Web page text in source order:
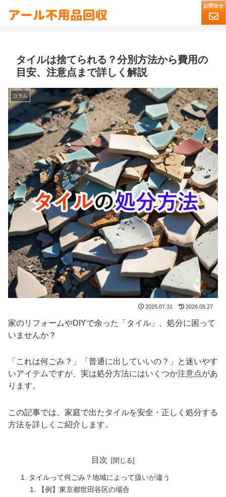
タイルは捨てられる？分別方法から費用の
目安、注意点まで詳しく解説
コラム
2025.07.31 2026.05.27
家のリフォームやDIYで余った「タイル」、処分に困って
いませんか？
「これは何ごみ？」「普通に出していいの？」と迷いやす
いアイテムですが、実は処分方法にはいくつか注意点があ
ります。
この記事では、家庭で出たタイルを安全・正しく処分する
方法を詳しくご紹介します。
目次
タイルって何ごみ？地域によって扱いが違う
【例】東京都世田谷区の場合